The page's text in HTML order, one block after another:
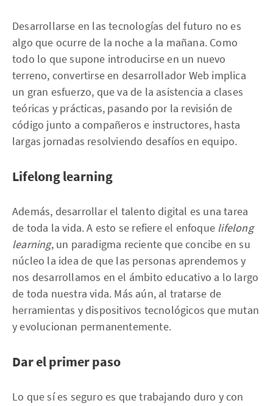
Desarrollarse en las tecnologías del futuro no es
algo que ocurre de la noche a la mañana. Como
todo lo que supone introducirse en un nuevo
terreno, convertirse en desarrollador Web implica
un gran esfuerzo, que va de la asistencia a clases
teóricas y prácticas, pasando por la revisión de
código junto a compañeros e instructores, hasta
largas jornadas resolviendo desafíos en equipo.
Lifelong learning
Además, desarrollar el talento digital es una tarea
de toda la vida. A esto se refiere el enfoque lifelong
learning, un paradigma reciente que concibe en su
núcleo la idea de que las personas aprendemos y
nos desarrollamos en el ámbito educativo a lo largo
de toda nuestra vida. Más aún, al tratarse de
herramientas y dispositivos tecnológicos que mutan
y evolucionan permanentemente.
Dar el primer paso
Lo que sí es seguro es que trabajando duro y con